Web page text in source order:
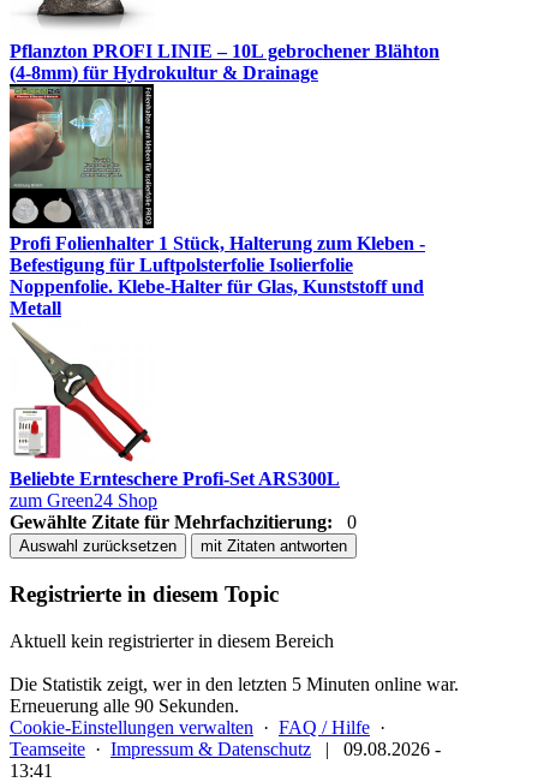
Pflanzton PROFI LINIE – 10L gebrochener Blähton
(4-8mm) für Hydrokultur & Drainage
Profi Folienhalter 1 Stück, Halterung zum Kleben -
Befestigung für Luftpolsterfolie Isolierfolie
Noppenfolie. Klebe-Halter für Glas, Kunststoff und
Metall
Beliebte Ernteschere Profi-Set ARS300L
zum Green24 Shop
Gewählte Zitate für Mehrfachzitierung:
0
Auswahl zurücksetzen mit Zitaten antworten
Registrierte in diesem Topic
Aktuell kein registrierter in diesem Bereich
Die Statistik zeigt, wer in den letzten 5 Minuten online war.
Erneuerung alle 90 Sekunden.
Cookie-Einstellungen verwalten · FAQ / Hilfe ·
Teamseite · Impressum & Datenschutz |
09.08.2026 -
13:41